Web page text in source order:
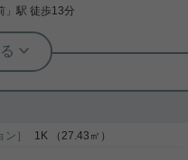
おります
」駅 徒歩13分
会社 根津駅前センター） スタ
（ペット管理費1匹目1万
円/月額）
暮らせるのが最大のおすすめポイン
ン］ 1K （27.43㎡）